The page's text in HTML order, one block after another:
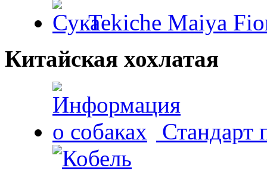
Tekiche Maiya
Китайская хохлатая